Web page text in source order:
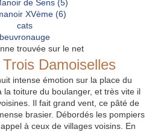
trouvée sur le net
Damoiselles
intense émotion sur la place du
la toiture du boulanger, et très vite il
Il fait grand vent, ce pâté de
brasier. Débordés les pompiers
à ceux de villages voisins. En